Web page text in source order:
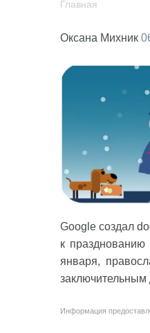
Главная
Оксана Михник
Google создал
к празднованию
января,
заключительным
Информация